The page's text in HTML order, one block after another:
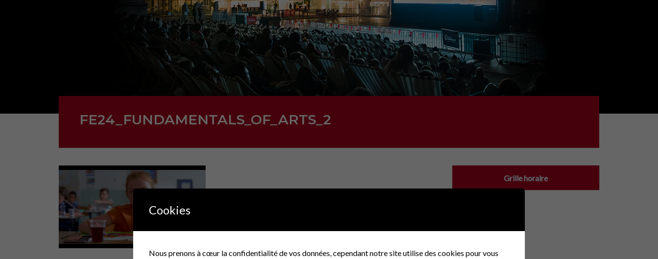
FE24_FUNDAMENTALS_OF_ARTS_2
Grille horaire
Cookies
Nous prenons à cœur la confidentialité de vos données, cependant notre site utilise des cookies pour vous